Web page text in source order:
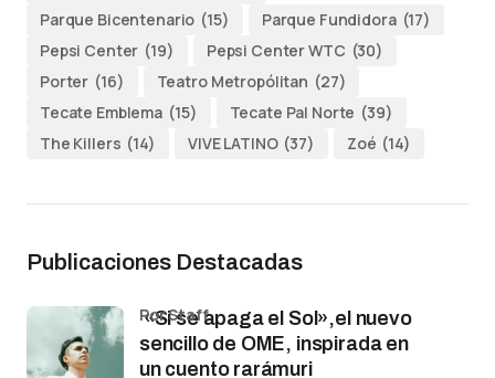
Parque Bicentenario (15) Parque Fundidora (17)
Pepsi Center (19) Pepsi Center WTC (30)
Porter (16) Teatro Metropólitan (27)
Tecate Emblema (15) Tecate Pal Norte (39)
The Killers (14) VIVE LATINO (37) Zoé (14)
Publicaciones Destacadas
«Si se apaga el Sol»,el nuevo
sencillo de OME, inspirada en
un cuento rarámuri
por Staff